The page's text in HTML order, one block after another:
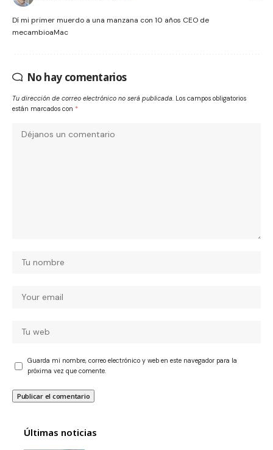
Dí mi primer muerdo a una manzana con 10 años CEO de
mecambioaMac
No hay comentarios
Tu dirección de correo electrónico no será publicada. Los campos obligatorios
están marcados con *
Guarda mi nombre, correo electrónico y web en este navegador para la
próxima vez que comente.
Últimas noticias